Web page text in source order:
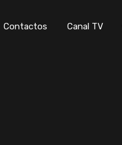
Contactos
Contactos Canal TV